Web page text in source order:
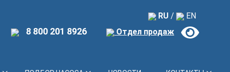
RU /
EN
8 800 201 8926 Отдел продаж